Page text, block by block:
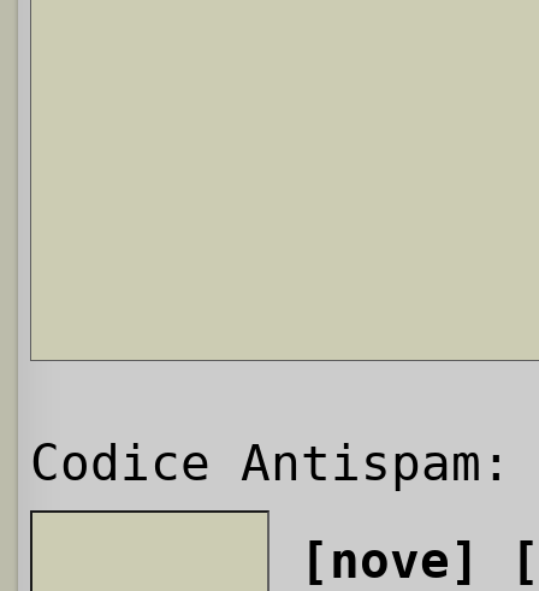
Codice Antispam:
[nove]